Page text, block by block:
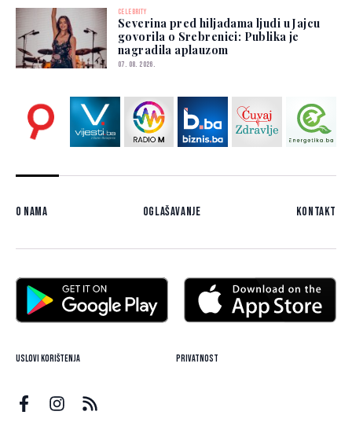
CELEBRITY
Severina pred hiljadama ljudi u Jajcu
govorila o Srebrenici: Publika je
nagradila aplauzom
07. 08. 2026.
O nama Oglašavanje Kontakt
Uslovi korištenja Privatnost